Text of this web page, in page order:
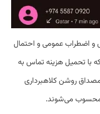
و اضطراب عمومی و احتمال
با تحمیل هزینه تماس به
مصداق روشن کلاهبرداری